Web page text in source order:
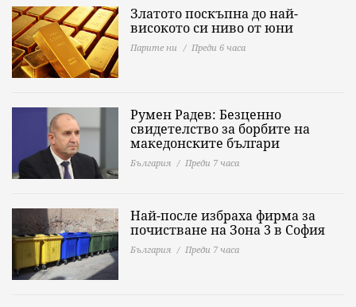
Златото поскъпна до най-
високото си ниво от юни
Парите ни Преди 6 часа
Румен Радев: Безценно
свидетелство за борбите на
македонските българи
България Преди 7 часа
Най-после избраха фирма за
почистване на Зона 3 в София
България Преди 7 часа